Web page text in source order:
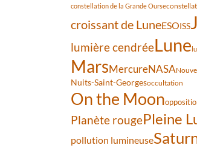
constellation de la Grande Ourse
croissant de LuneESOISS
lumière cendréeLune
MarsMercureNASA
Nuits-Saint-Georgesoccultation
On the Moon
Planète rougePleine
pollution lumineuse